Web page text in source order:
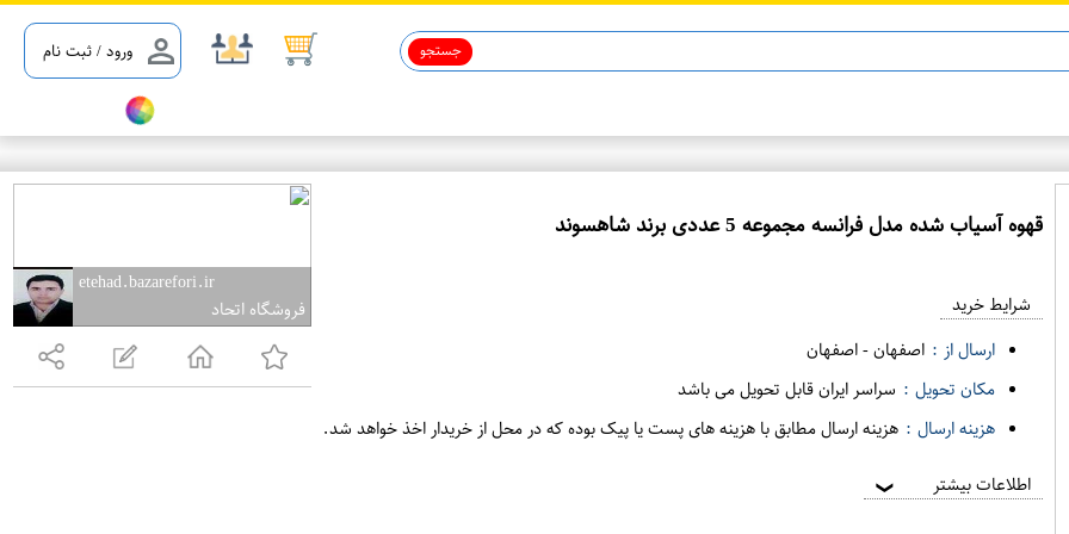
ورود / ثبت نام جستجو
etehad.bazarefori.ir
فروشگاه اتحاد
قهوه آسیاب شده مدل فرانسه مجموعه 5 عددی برند شاهسوند
شرایط خرید
ارسال از : اصفهان-اصفهان
مکان تحویل : سراسر ایران قابل تحویل می باشد
هزینه ارسال : هزینه ارسال مطابق با هزینه های پست یا پیک بوده که در محل از خریدار اخذ خواهد شد.
اطلاعات بیشتر ❯